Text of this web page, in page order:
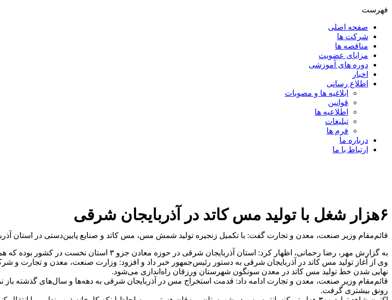
فهرست
صفحه اصلی
شرکت ها
مناقصه ها
مزایای عضویت
دوره های آموزشی
اخبار
اطلاع رسانی
ابلاغیه ها و مصوبات
قوانین
اطلاعیه ها
تبلیغات
فرم ها
درباره ما
ارتباط با ما
۶هزار شغل با تولید مس کاتد در آذربایجان شرقی
قائم‌مقام وزیر صنعت، معدن و تجارت گفت: با تکمیل زنجیره تولید شمش مس، مس کاتد و صنایع پایین‌دستی در استان آذربایجان شرقی، نزدیک به
به گزارش مهر، رضا رحمانی، اظهار کرد: استان آذربایجان شرقی در حوزه معادن جزو ۳ استان نخست در کشور بوده که همزمان با سفر رئیس‌جمهور شاهد بهره‌برداری از معادن در سطح استان بودیم.
وی از آغاز تولید مس کاتد در آذربایجان شرقی به دستور رئیس‌جمهور خبر داد و افزود: وزارت صنعت، معدن و تجارت و
نهایی شدن خط تولید مس کاتد در معدن سونگون شهرستان ورزقان راه‌اندازی می‌شود.
رونق بیشتری گرفت.